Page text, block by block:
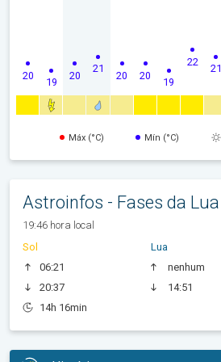
20
19
20
21
20 20
19
22
21
Máx (°C) Mín (°C)
Astroinfos - Fases da Lua
19:46 hora local
Sol
06:21
20:37
14h 16min
Lua
nenhum
14:51